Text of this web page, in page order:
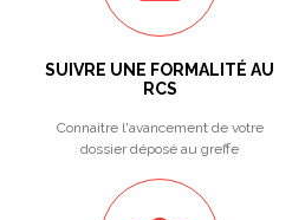
SUIVRE UNE FORMALITÉ AU
RCS
Connaitre l'avancement de votre
dossier déposé au greffe